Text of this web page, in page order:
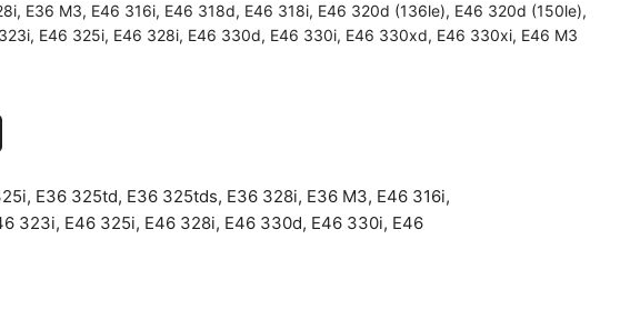
, E36 M3, E46 316i, E46 318d, E46 318i, E46 320d (136le), E46 320d (150le),
, E46 325i, E46 328i, E46 330d, E46 330i, E46 330xd, E46 330xi, E46 M3
, E36 325td, E36 325tds, E36 328i, E36 M3, E46 316i,
323i, E46 325i, E46 328i, E46 330d, E46 330i, E46